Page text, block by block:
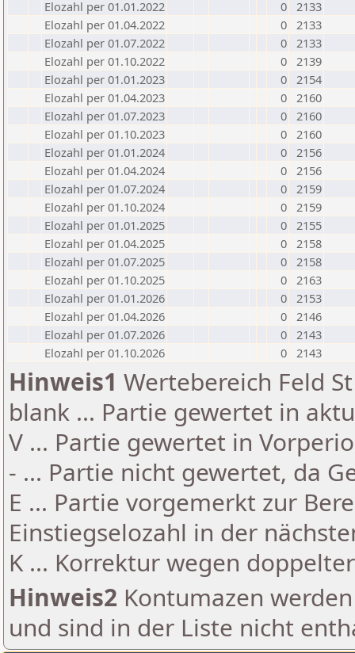
Elozahl per 01.01.2022
0 2133
Elozahl per 01.04.2022
0 2133
Elozahl per 01.07.2022
0 2133
Elozahl per 01.10.2022
0 2139
Elozahl per 01.01.2023
0 2154
Elozahl per 01.04.2023
0 2160
Elozahl per 01.07.2023
0 2160
Elozahl per 01.10.2023
0 2160
Elozahl per 01.01.2024
0 2156
Elozahl per 01.04.2024
0 2156
Elozahl per 01.07.2024
0 2159
Elozahl per 01.10.2024
0 2159
Elozahl per 01.01.2025
0 2155
Elozahl per 01.04.2025
0 2158
Elozahl per 01.07.2025
0 2158
Elozahl per 01.10.2025
0 2163
Elozahl per 01.01.2026
0 2153
Elozahl per 01.04.2026
0 2146
Elozahl per 01.07.2026
0 2143
Elozahl per 01.10.2026
0 2143
Hinweis1 Wertebereich Feld
blank ... Partie gewertet in
V ... Partie gewertet in
- ... Partie nicht gewertet, da
E ... Partie vorgemerkt zur
Einstiegselozahl in der
K ... Korrektur wegen
Hinweis2 Kontumazen
und sind in der Liste nicht